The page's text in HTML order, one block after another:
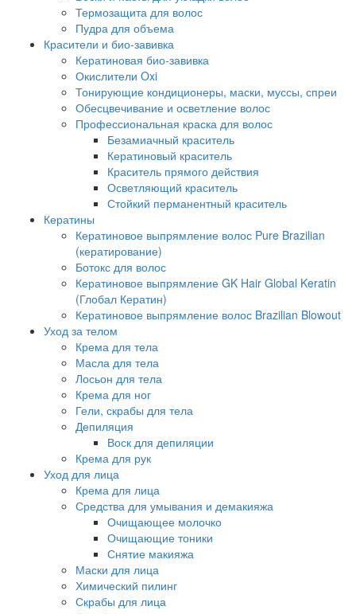
Термозащита для волос
Пудра для объема
Красители и био-завивка
Кератиновая био-завивка
Окислители Oxi
Тонирующие кондиционеры, маски, муссы, спреи
Обесцвечивание и осветление волос
Профессиональная краска для волос
Безамиачный краситель
Кератиновый краситель
Краситель прямого действия
Осветляющий краситель
Стойкий перманентный краситель
Кератины
Кератиновое выпрямление волос Pure Brazilian
(кератирование)
Ботокс для волос
Кератиновое выпрямление GK Hair Global Keratin
(Глобал Кератин)
Кератиновое выпрямление волос Brazilian Blowout
Уход за телом
Крема для тела
Масла для тела
Лосьон для тела
Крема для ног
Гели, скрабы для тела
Депиляция
Воск для депиляции
Крема для рук
Уход для лица
Крема для лица
Средства для умывания и демакияжа
Очищающее молочко
Очищающие тоники
Снятие макияжа
Маски для лица
Химический пилинг
Скрабы для лица